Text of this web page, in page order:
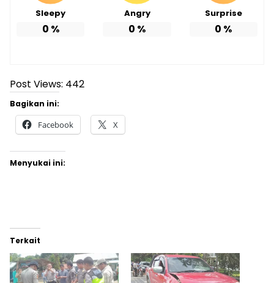
Sleepy
0 %
Angry
0 %
Surprise
0 %
Post Views: 442
Bagikan ini:
Facebook X
Menyukai ini:
Terkait